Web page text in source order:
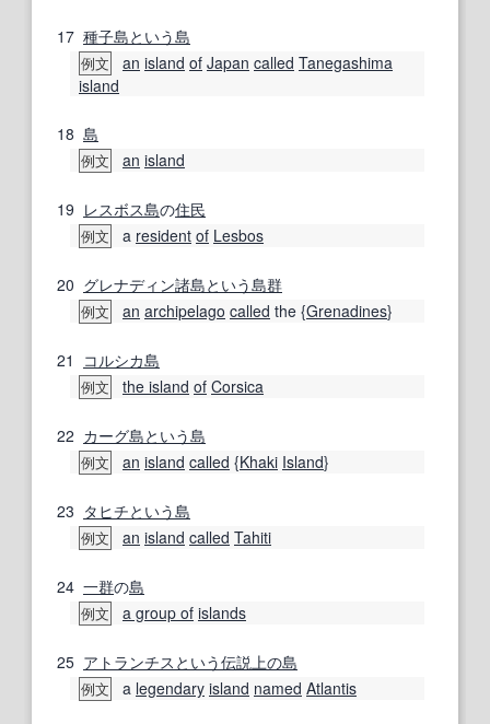
17 種子島という島
例文 an island of Japan called Tanegashima
island
18 島
例文 an island
19 レスボス島の住民
例文 a resident of Lesbos
20 グレナディン諸島という島群
例文 an archipelago called the {Grenadines}
21 コルシカ島
例文 the island of Corsica
22 カーグ島という島
例文 an island called {Khaki Island}
23 タヒチという島
例文 an island called Tahiti
24 一群の島
例文 a group of islands
25 アトランチス という伝説 上の島
例文 a legendary island named Atlantis